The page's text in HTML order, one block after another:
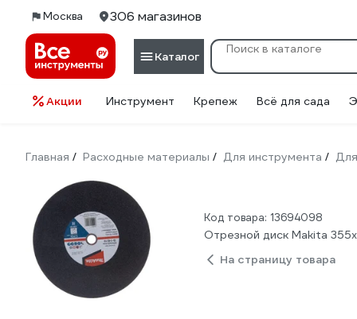
Москва 306 магазинов
Каталог
Акции Инструмент Крепеж Всё для сада
Главная / Расходные материалы / Для инструмента /
Код товара: 13694098
Отрезной диск Makita
На страницу товара